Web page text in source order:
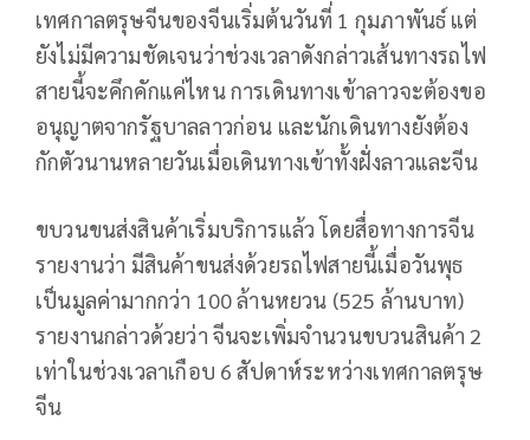
เทศกาลตรุษจีนของจีนเริ่มต้นวันที่ 1 กุมภาพันธ์ แต่
ยังไม่มีความชัดเจนว่าช่วงเวลาดังกล่าวเส้นทางรถไฟ
สายนี้จะคึกคักแค่ไหน การเดินทางเข้าลาวจะต้องขอ
อนุญาตจากรัฐบาลลาวก่อน และนักเดินทางยังต้อง
กักตัวนานหลายวันเมื่อเดินทางเข้าทั้งฝั่งลาวและจีน
ขบวนขนส่งสินค้าเริ่มบริการแล้ว โดยสื่อทางการจีน
รายงานว่า มีสินค้าขนส่งด้วยรถไฟสายนี้เมื่อวันพุธ
เป็นมูลค่ามากกว่า 100 ล้านหยวน (525 ล้านบาท)
รายงานกล่าวด้วยว่า จีนจะเพิ่มจำนวนขบวนสินค้า 2
เท่าในช่วงเวลาเกือบ 6 สัปดาห์ระหว่างเทศกาลตรุษ
จีน